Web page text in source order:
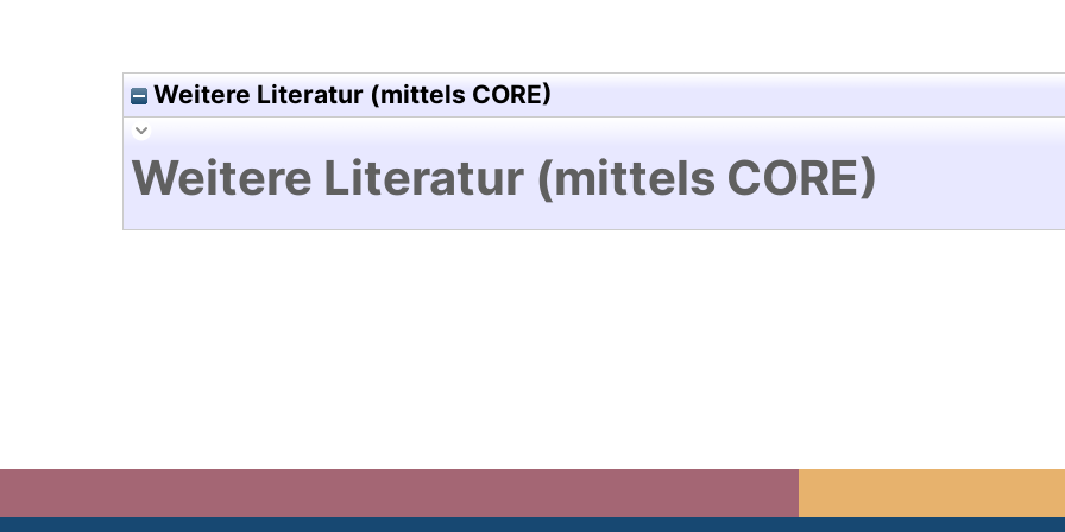
Weitere Literatur (mittels CORE)
Weitere Literatur (mittels CORE)